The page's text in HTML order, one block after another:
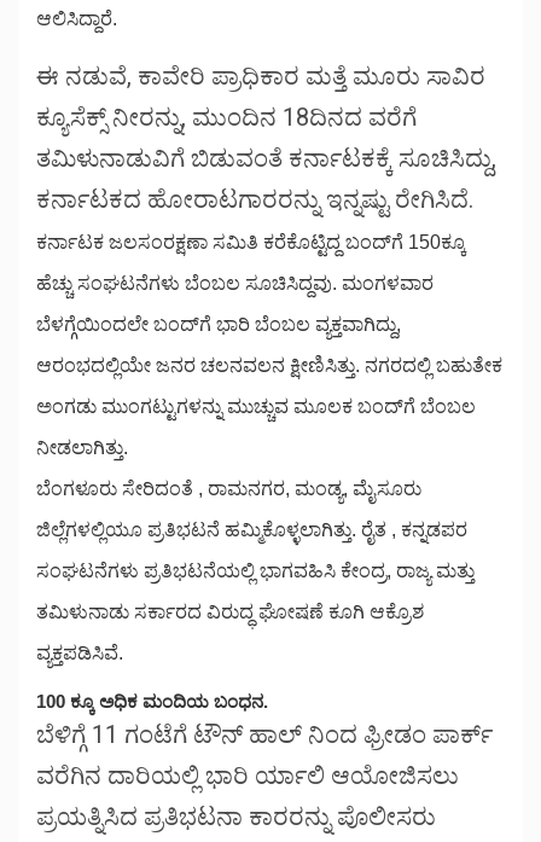
ಆಲಿಸಿದ್ದಾರೆ.
ಈ ನಡುವೆ, ಕಾವೇರಿ ಪ್ರಾಧಿಕಾರ ಮತ್ತೆ ಮೂರು ಸಾವಿರ
ಕ್ಯೂಸೆಕ್ಸ್ ನೀರನ್ನು, ಮುಂದಿನ 18ದಿನದ ವರೆಗೆ
ತಮಿಳುನಾಡುವಿಗೆ ಬಿಡುವಂತೆ ಕರ್ನಾಟಕಕ್ಕೆ ಸೂಚಿಸಿದ್ದು,
ಕರ್ನಾಟಕದ ಹೋರಾಟಗಾರರನ್ನು ಇನ್ನಷ್ಟು ರೇಗಿಸಿದೆ.
ಕರ್ನಾಟಕ ಜಲಸಂರಕ್ಷಣಾ ಸಮಿತಿ ಕರೆಕೊಟ್ಟಿದ್ದ ಬಂದ್‌ಗೆ 150ಕ್ಕೂ
ಹೆಚ್ಚು ಸಂಘಟನೆಗಳು ಬೆಂಬಲ ಸೂಚಿಸಿದ್ದವು. ಮಂಗಳವಾರ
ಬೆಳಗ್ಗೆಯಿಂದಲೇ ಬಂದ್‌ಗೆ ಭಾರಿ ಬೆಂಬಲ ವ್ಯಕ್ತವಾಗಿದ್ದು,
ಆರಂಭದಲ್ಲಿಯೇ ಜನರ ಚಲನವಲನ ಕ್ಷೀಣಿಸಿತ್ತು. ನಗರದಲ್ಲಿ ಬಹುತೇಕ
ಅಂಗಡು ಮುಂಗಟ್ಟುಗಳನ್ನು ಮುಚ್ಚುವ ಮೂಲಕ ಬಂದ್‌ಗೆ ಬೆಂಬಲ
ನೀಡಲಾಗಿತ್ತು.
ಬೆಂಗಳೂರು ಸೇರಿದಂತೆ , ರಾಮನಗರ, ಮಂಡ್ಯ, ಮೈಸೂರು
ಜಿಲ್ಲೆಗಳಲ್ಲಿಯೂ ಪ್ರತಿಭಟನೆ ಹಮ್ಮಿಕೊಳ್ಳಲಾಗಿತ್ತು. ರೈತ , ಕನ್ನಡಪರ
ಸಂಘಟನೆಗಳು ಪ್ರತಿಭಟನೆಯಲ್ಲಿ ಭಾಗವಹಿಸಿ ಕೇಂದ್ರ, ರಾಜ್ಯ ಮತ್ತು
ತಮಿಳುನಾಡು ಸರ್ಕಾರದ ವಿರುದ್ಧ ಘೋಷಣೆ ಕೂಗಿ ಆಕ್ರೊಶ
ವ್ಯಕ್ತಪಡಿಸಿವೆ.
100 ಕ್ಕೂ ಅಧಿಕ ಮಂದಿಯ ಬಂಧನ.
ಬೆಳಿಗ್ಗೆ 11 ಗಂಟೆಗೆ ಟೌನ್ ಹಾಲ್ ನಿಂದ ಫ್ರೀಡಂ ಪಾರ್ಕ್
ವರೆಗಿನ ದಾರಿಯಲ್ಲಿ ಭಾರಿ ರ್ಯಾಲಿ ಆಯೋಜಿಸಲು
ಪ್ರಯತ್ನಿಸಿದ ಪ್ರತಿಭಟನಾ ಕಾರರನ್ನು ಪೊಲೀಸರು